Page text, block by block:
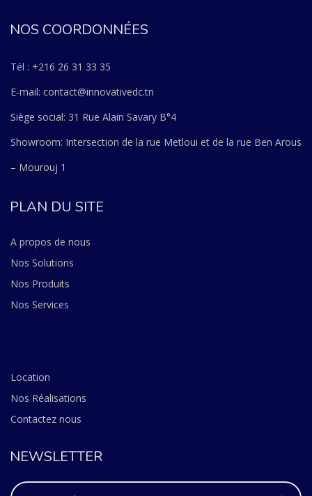
NOS COORDONNÉES
Tél : +216 26 31 33 35
E-mail: contact@innovativedc.tn
Siège social: 31 Rue Alain Savary B°4
Showroom: Intersection de la rue Metloui et de la rue Ben Arous
– Mourouj 1
PLAN DU SITE
A propos de nous
Nos Solutions
Nos Produits
Nos Services
Location
Nos Réalisations
Contactez nous
NEWSLETTER